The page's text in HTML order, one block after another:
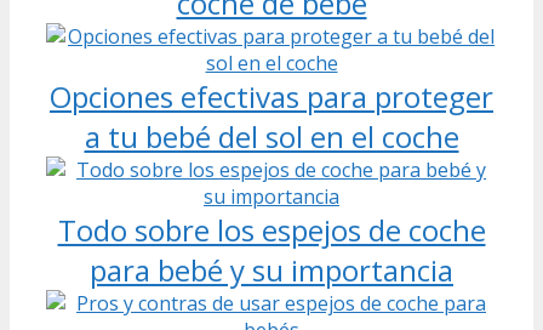
Opciones efectivas para proteger
a tu bebé del sol en el coche
Todo sobre los espejos de coche
para bebé y su importancia